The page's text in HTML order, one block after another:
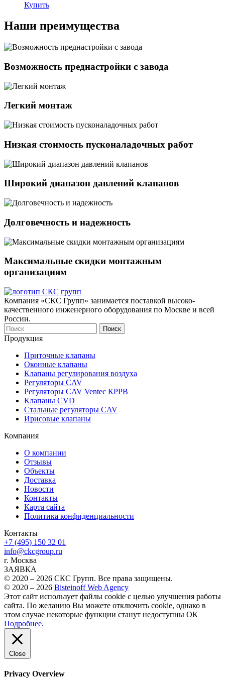
Купить
Наши преимущества
Возможность преднастройки с завода
Легкий монтаж
Низкая стоимость пусконаладочных работ
Широкий диапазон давлений клапанов
Долговечность и надежность
Максимальные скидки монтажным
организациям
Компания «СКС Групп» занимается поставкой высоко-
качественного инженерного оборудования по Москве и всей
России.
Продукция
Приточные клапаны
Оконныe клапаны
Клапаны регулирования воздуха
Регуляторы CAV
Регуляторы CAV Ventec КРРВ
Клапаны CVD
Стальные регуляторы CAV
Ирисовые клапаны
Компания
О компании
Отзывы
Объекты
Доставка
Новости
Контакты
Карта сайта
Политика конфиденциальности
Контакты
+7 (495) 150 32 01
info@ckcgroup.ru
г. Москва
ЗАЯВКА
© 2020 – 2026 СКС Групп. Все права защищены.
© 2020 – 2026 Bisteinoff Web Agency
Этот сайт использует файлы cookie с целью улучшения работы
сайта. По желанию Вы можете отключить cookie, однако в
этом случае некоторые функции станут недоступны ОК
Подробнее.
Close
Privacy Overview